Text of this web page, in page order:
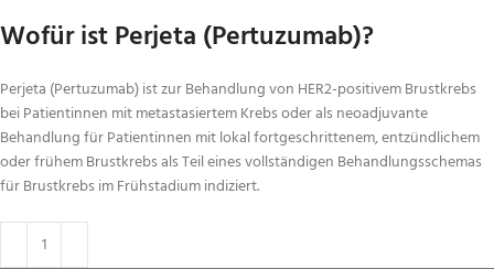
Wofür ist Perjeta (Pertuzumab)?
Perjeta (Pertuzumab) ist zur Behandlung von HER2-positivem Brustkrebs
bei Patientinnen mit metastasiertem Krebs oder als neoadjuvante
Behandlung für Patientinnen mit lokal fortgeschrittenem, entzündlichem
oder frühem Brustkrebs als Teil eines vollständigen Behandlungsschemas
für Brustkrebs im Frühstadium indiziert.